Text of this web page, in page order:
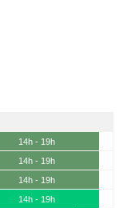
14h - 19h
14h - 19h
14h - 19h
14h - 19h